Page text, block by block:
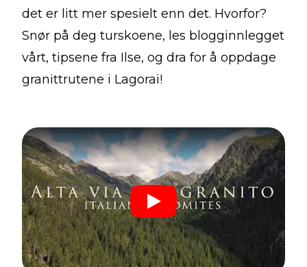
det er litt mer spesielt enn det. Hvorfor?
Snør på deg turskoene, les blogginnlegget
vårt, tipsene fra Ilse, og dra for å oppdage
granittrutene i Lagorai!